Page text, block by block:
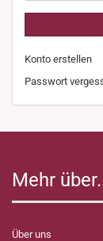
Konto erstellen
Passwort
Mehr
Über uns